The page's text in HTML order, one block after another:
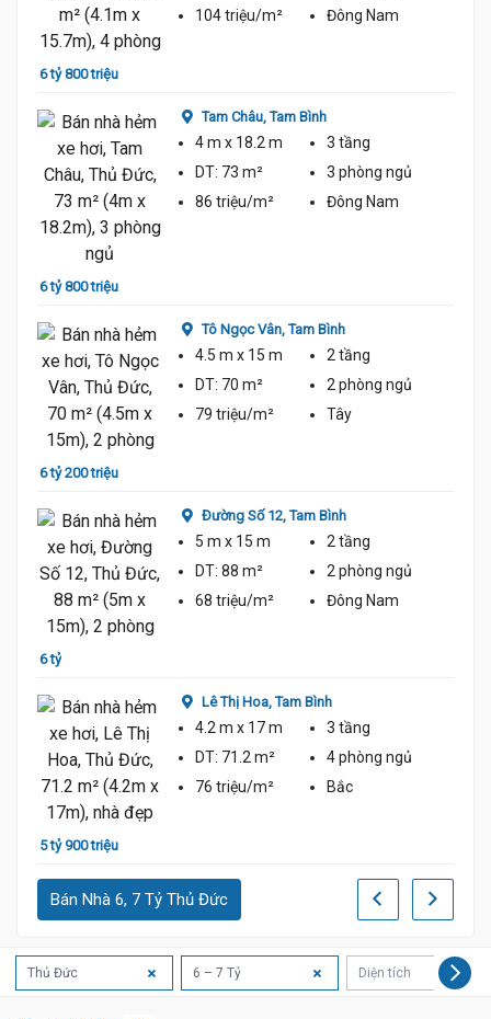
6 tỷ 800 triệu
104 triệu/m²
Đông Nam
6 tỷ 800 triệu
Tam Châu,Tam Bình
4 m x 18.2 m
3 tầng
DT: 73 m² 3 phòng ngủ
86 triệu/m²
Đông Nam
6 tỷ 200 triệu
Tô Ngọc Vân,Tam Bình
4.5 m x 15 m
2 tầng
DT: 70 m² 2 phòng ngủ
79 triệu/m²
Tây
6 tỷ
Đường Số 12,Tam Bình
5 m x 15 m
2 tầng
DT: 88 m² 2 phòng ngủ
68 triệu/m²
Đông Nam
5 tỷ 900 triệu
Lê Thị Hoa,Tam Bình
4.2 m x 17 m
3 tầng
DT: 71.2 m² 4 phòng ngủ
76 triệu/m²
Bắc
Bán Nhà 6, 7 Tỷ Thủ Đức
Thủ Đức 6 – 7 Tỷ Diện tích